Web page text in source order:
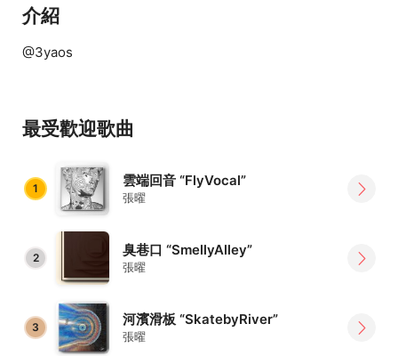
介紹
@3yaos
最受歡迎歌曲
1 雲端回音 “FlyVocal”
張曜
2 臭巷口 “SmellyAlley”
張曜
3 河濱滑板 “SkatebyRiver”
張曜